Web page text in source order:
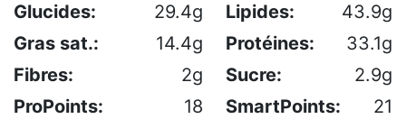
Glucides: 29.4g Lipides:
43.9g
Gras sat.:
14.4g Protéines:
33.1g
Fibres:
2g Sucre:
2.9g
ProPoints:
18 SmartPoints: 21